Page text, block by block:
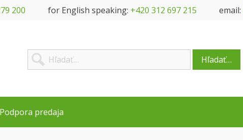
200 for English speaking: +420 312 697 215 email:
Hľadať…
Podpora predaja